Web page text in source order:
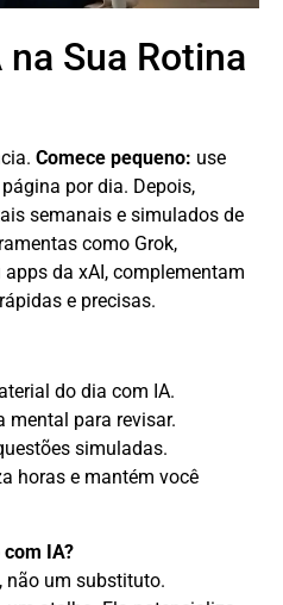
Sua Rotina
Comece pequeno: use
por dia. Depois,
semanais e simulados de
como Grok,
da xAI, complementam
e precisas.
do dia com IA.
mental para revisar.
simuladas.
horas e mantém você
IA?
não um substituto.